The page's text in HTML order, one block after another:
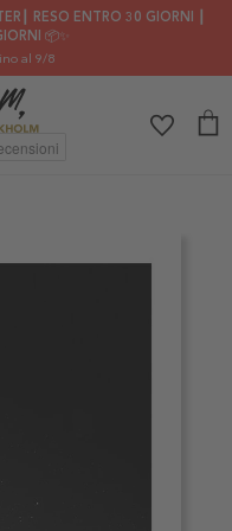
RESO ENTRO 30 GIORNI ┃
📦✨
al 9/8